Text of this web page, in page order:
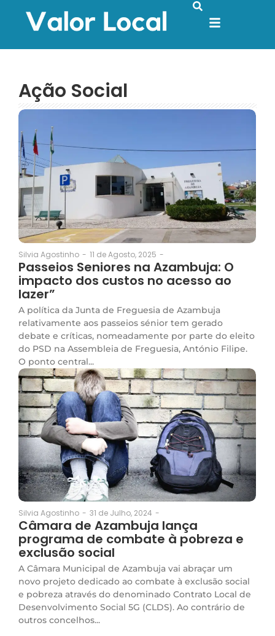
Ação Social
Silvia Agostinho - 11 de Agosto, 2025 -
Passeios Seniores na Azambuja: O
impacto dos custos no acesso ao
lazer”
A política da Junta de Freguesia de Azambuja
relativamente aos passeios sénior tem gerado
debate e críticas, nomeadamente por parte do eleito
do PSD na Assembleia de Freguesia, António Filipe.
O ponto central...
Silvia Agostinho - 31 de Julho, 2024 -
Câmara de Azambuja lança
programa de combate à pobreza e
exclusão social
A Câmara Municipal de Azambuja vai abraçar um
novo projeto dedicado ao combate à exclusão social
e pobreza através do denominado Contrato Local de
Desenvolvimento Social 5G (CLDS). Ao contrário de
outros concelhos...